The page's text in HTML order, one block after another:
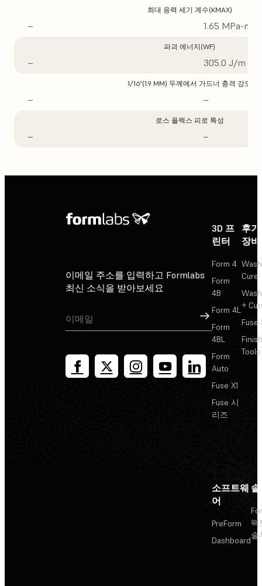
최대 응력 세기 계수(KMAX)
– 1.65 MPa-m1/
파괴 에너지(WF)
– 305.0 J/m
1/16”(1.9 MM) 두께에서 가드너 충격 강도
– –
로스 플렉스 피로 특성
– –
이메일 주소를 입력하고 Formlabs
최신 소식을 받아보세요
가입
3D 프
린터
Form 4
Form
4B
Form 4L
Form
4BL
Form
Auto
Fuse X1
Fuse 시
리즈
후
장비
Cure
+
Fuse
Tools
소프트웨
어
PreForm
Dashboard
팩
솔